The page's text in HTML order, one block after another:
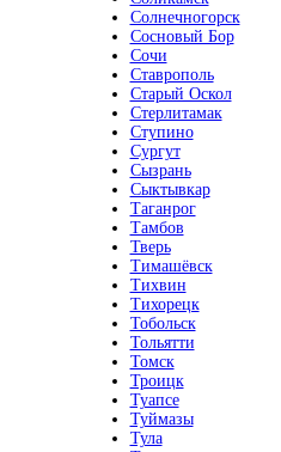
Солнечногорск
Сосновый Бор
Сочи
Ставрополь
Старый Оскол
Стерлитамак
Ступино
Сургут
Сызрань
Сыктывкар
Таганрог
Тамбов
Тверь
Тимашёвск
Тихвин
Тихорецк
Тобольск
Тольятти
Томск
Троицк
Туапсе
Туймазы
Тула